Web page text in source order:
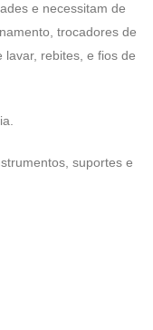
e necessitam de
trocadores de
rebites, e fios de
suportes e